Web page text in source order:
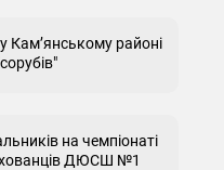
Кам’янському районі
на чемпіонаті
ДЮСШ №1